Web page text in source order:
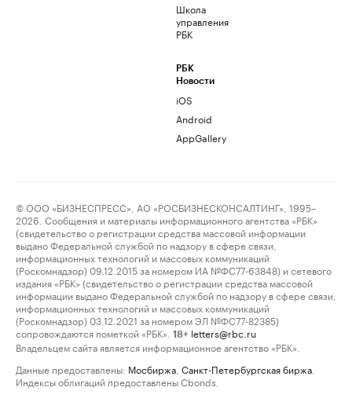
Школа
управления
РБК
РБК
Новости
iOS
Android
AppGallery
© ООО «БИЗНЕСПРЕСС», АО «РОСБИЗНЕСКОНСАЛТИНГ», 1995–
2026. Сообщения и материалы информационного агентства «РБК»
(свидетельство о регистрации средства массовой информации
выдано Федеральной службой по надзору в сфере связи,
информационных технологий и массовых коммуникаций
(Роскомнадзор) 09.12.2015 за номером ИА №ФС77-63848) и сетевого
издания «РБК» (свидетельство о регистрации средства массовой
информации выдано Федеральной службой по надзору в сфере связи,
информационных технологий и массовых коммуникаций
(Роскомнадзор) 03.12.2021 за номером ЭЛ №ФС77-82385)
сопровождаются пометкой «РБК».
18+ letters@rbc.ru
Владельцем сайта является информационное агентство «РБК».
Данные предоставлены: Мосбиржа Санкт-Петербургская биржа
Индексы облигаций предоставлены Cbonds.